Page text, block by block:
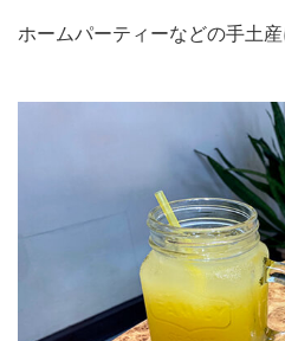
ホームパーティーなどの手土